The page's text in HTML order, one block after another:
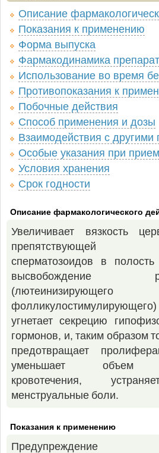
Описание
Показания к применению
Форма выпуска
Фармакодинамика
Использование во время
Противопоказания к
Побочные действия
Способ применения и дозы
Взаимодействия с другими
Особые указания при
Условия хранения
Срок годности
Описание фармакологического
Увеличивает вязкость
препятствующей
сперматозоидов в
высвобождение
угнетает секрецию
гормонов, и, таким образом
предотвращает
уменьшает объем
кровотечения,
менструальные боли.
Показания к применению
Предупреждение